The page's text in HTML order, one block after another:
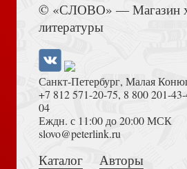
Книга ответов. Расширенная
Толкование на Апокалипсис
© «СЛОВО» — Магазин
литературы
Санкт-Петербург, Малая
+7 812 571-20-75, 8 800 201-
04
Еждн. с 11:00 до 20:00 МСК
slovo@peterlink.ru
Каталог
Авторы